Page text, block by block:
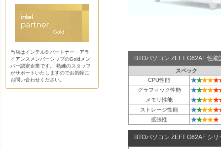
BTOパソコン ZEFT G62AF 性
スペック
CPU性能
★★★★★
グラフィック性能 ★★★★★
メモリ性能 ★★★★★
ストレージ性能 ★★★★★
拡張性 ★★★★★
BTOパソコン ZEFT G62AF シリ
当店はインテル® パートナー・アラ
イアンスメンバーシップのGoldメン
バー認定企業です。 熟練のスタッフ
がサポートいたしますのでお気軽に
お問い合わせください。